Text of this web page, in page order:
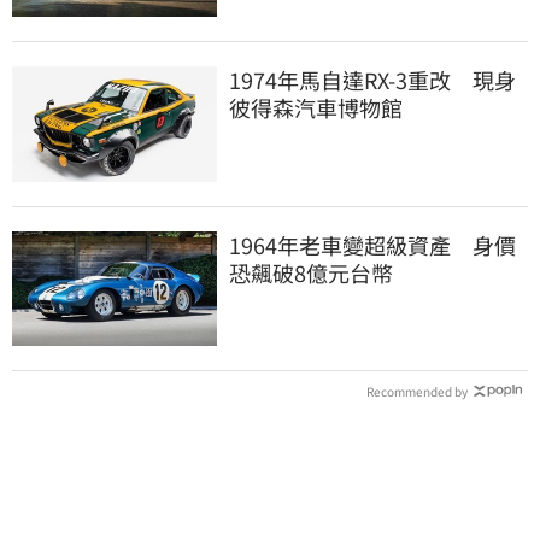
1974年馬自達RX-3重改 現身
彼得森汽車博物館
1964年老車變超級資產 身價
恐飆破8億元台幣
Recommended by